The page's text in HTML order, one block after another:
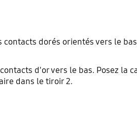
contacts dorés orientés vers le
d'or vers le bas. Posez la
dans le tiroir 2.